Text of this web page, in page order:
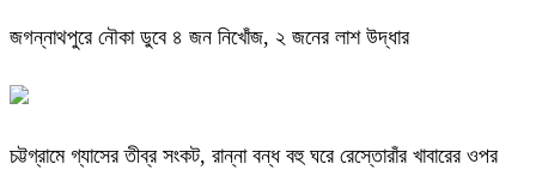
জগন্নাথপুরে নৌকা ডুবে ৪ জন নিখোঁজ, ২ জনের লাশ উদ্ধার
চট্টগ্রামে গ্যাসের তীব্র সংকট, রান্না বন্ধ বহু ঘরে রেস্তোরাঁর খাবারের ওপর